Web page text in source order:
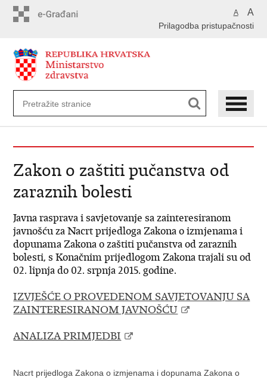
A A
Prilagodba pristupačnosti
Zakon o zaštiti pučanstva od
zaraznih bolesti
Javna rasprava i savjetovanje sa zainteresiranom
javnošću za Nacrt prijedloga Zakona o izmjenama i
dopunama Zakona o zaštiti pučanstva od zaraznih
bolesti, s Konačnim prijedlogom Zakona trajali su od
02. lipnja do 02. srpnja 2015. godine.
IZVJEŠĆE O PROVEDENOM SAVJETOVANJU SA
ZAINTERESIRANOM JAVNOŠĆU
ANALIZA PRIMJEDBI
Nacrt prijedloga Zakona o izmjenama i dopunama Zakona o